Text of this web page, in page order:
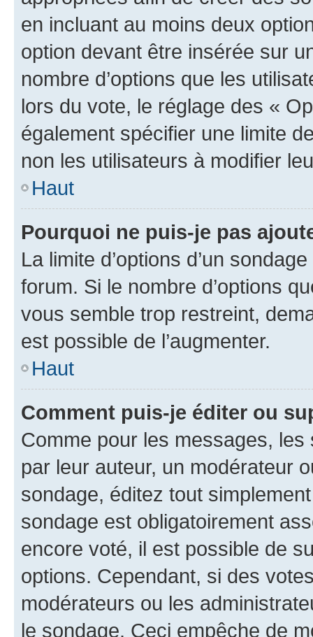
en incluant au moins deux
option devant être insérée sur
nombre d’options que les
lors du vote, le réglage des «
également spécifier une limite
non les utilisateurs à modifier
Haut
Pourquoi ne puis-je pas
La limite d’options d’un
forum. Si le nombre d’options
vous semble trop restreint,
est possible de l’augmenter.
Haut
Comment puis-je éditer ou
Comme pour les messages,
par leur auteur, un modérateur
sondage, éditez tout
sondage est obligatoirement
encore voté, il est possible de
options. Cependant, si des
modérateurs ou les
le sondage. Ceci empêche de